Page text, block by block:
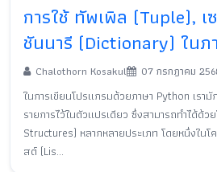
การใช้ ทัพเพิล (Tuple),
ชันนารี (Dictionary) ในภ
Chalothorn Kosakul 07 กรกฎาคม
ในการเขียนโปรแกรมด้วยภาษา Python เรา
รายการไว้ในตัวแปรเดียว ซึ่งสามารถทำได้ด้
Structures) หลากหลายประเภท โดยหนึ่งใน
สต์ (Lis...